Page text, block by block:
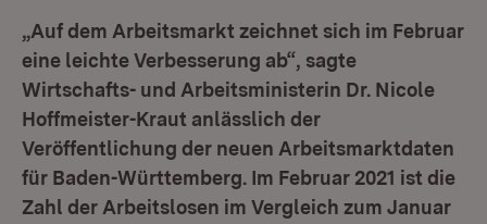
„Auf dem Arbeitsmarkt zeichnet sich im Februar
eine leichte Verbesserung ab“, sagte
Wirtschafts- und Arbeitsministerin Dr. Nicole
Hoffmeister-Kraut anlässlich der
Veröffentlichung der neuen Arbeitsmarktdaten
für Baden-Württemberg. Im Februar 2021 ist die
Zahl der Arbeitslosen im Vergleich zum Januar